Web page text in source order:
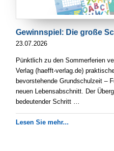
Gewinnspiel: Die große
23.07.2026
Pünktlich zu den Sommerferien
Verlag (haefft-verlag.de)
bevorstehende Grundschulzeit –
neuen Lebensabschnitt. Der
bedeutender Schritt …
Lesen Sie mehr...